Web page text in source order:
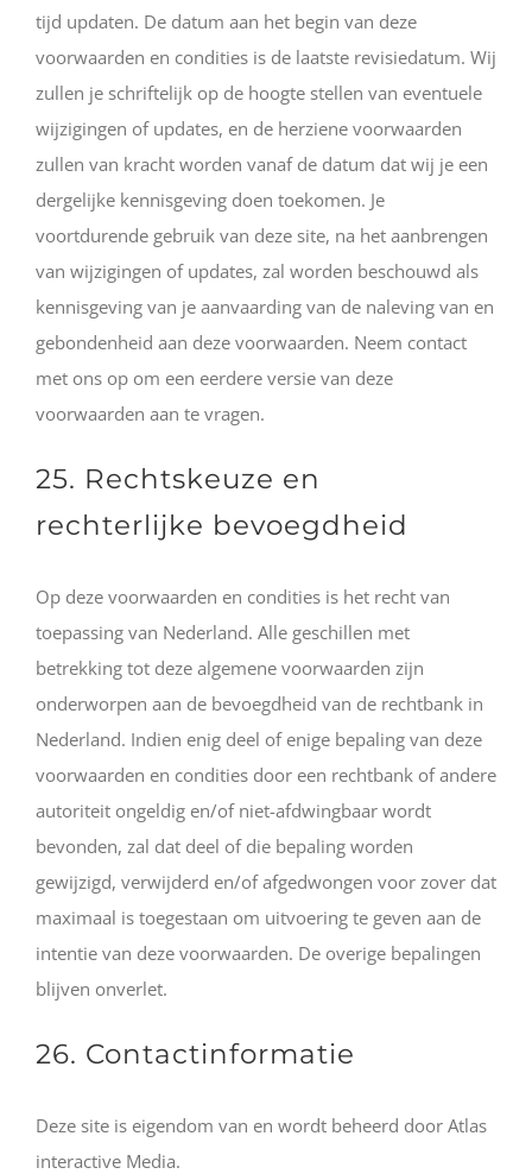
tijd updaten. De datum aan het begin van deze
voorwaarden en condities is de laatste revisiedatum. Wij
zullen je schriftelijk op de hoogte stellen van eventuele
wijzigingen of updates, en de herziene voorwaarden
zullen van kracht worden vanaf de datum dat wij je een
dergelijke kennisgeving doen toekomen. Je
voortdurende gebruik van deze site, na het aanbrengen
van wijzigingen of updates, zal worden beschouwd als
kennisgeving van je aanvaarding van de naleving van en
gebondenheid aan deze voorwaarden. Neem contact
met ons op om een eerdere versie van deze
voorwaarden aan te vragen.
25. Rechtskeuze en
rechterlijke bevoegdheid
Op deze voorwaarden en condities is het recht van
toepassing van Nederland. Alle geschillen met
betrekking tot deze algemene voorwaarden zijn
onderworpen aan de bevoegdheid van de rechtbank in
Nederland. Indien enig deel of enige bepaling van deze
voorwaarden en condities door een rechtbank of andere
autoriteit ongeldig en/of niet-afdwingbaar wordt
bevonden, zal dat deel of die bepaling worden
gewijzigd, verwijderd en/of afgedwongen voor zover dat
maximaal is toegestaan om uitvoering te geven aan de
intentie van deze voorwaarden. De overige bepalingen
blijven onverlet.
26. Contactinformatie
Deze site is eigendom van en wordt beheerd door Atlas
interactive Media.